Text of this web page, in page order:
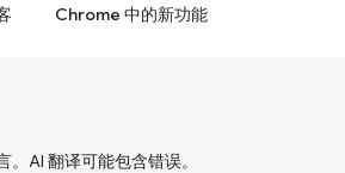
Chrome 中的新功能
AI 翻译可能包含错误。